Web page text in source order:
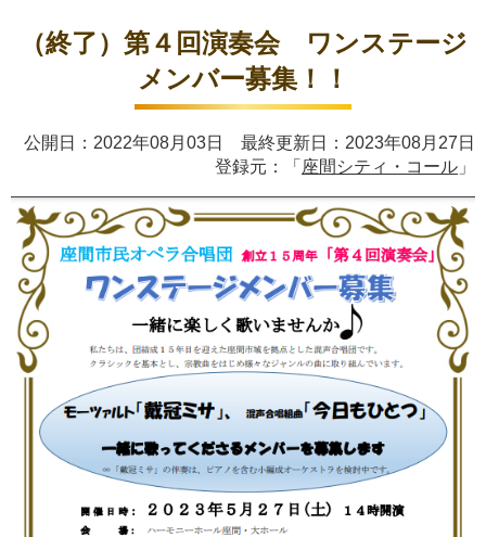
（終了）第４回演奏会 ワンステージ
メンバー募集！！
公開日：2022年08月03日 最終更新日：2023年08月27日
登録元：「 座間シティ・コール 」